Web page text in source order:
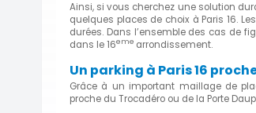
Ainsi, si vous cherchez une solution
quelques places de choix à Paris 16.
durées. Dans l’ensemble des cas de
dans le 16eme arrondissement.
Un parking à Paris 16
Grâce à un important maillage de
proche du Trocadéro ou de la Porte